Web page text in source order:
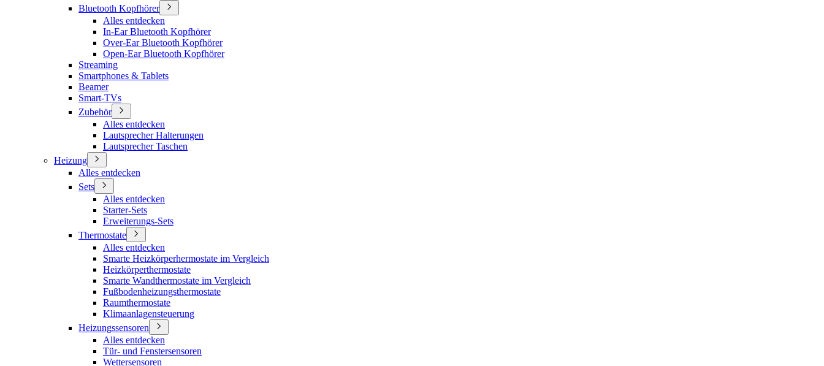
Bluetooth Kopfhörer
Alles entdecken
In-Ear Bluetooth Kopfhörer
Over-Ear Bluetooth Kopfhörer
Open-Ear Bluetooth Kopfhörer
Streaming
Smartphones & Tablets
Beamer
Smart-TVs
Zubehör
Alles entdecken
Lautsprecher Halterungen
Lautsprecher Taschen
Heizung
Alles entdecken
Sets
Alles entdecken
Starter-Sets
Erweiterungs-Sets
Thermostate
Alles entdecken
Smarte Heizkörperhermostate im Vergleich
Heizkörperthermostate
Smarte Wandthermostate im Vergleich
Fußbodenheizungsthermostate
Raumthermostate
Klimaanlagensteuerung
Heizungssensoren
Alles entdecken
Tür- und Fenstersensoren
Wettersensoren